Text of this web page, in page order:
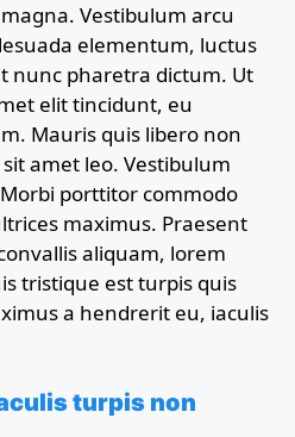
Vestibulum arcu
elementum, luctus
nunc pharetra dictum. Ut
elit tincidunt, eu
Mauris quis libero non
amet leo. Vestibulum
porttitor commodo
maximus. Praesent
aliquam, lorem
tristique est turpis quis
a hendrerit eu, iaculis
turpis non